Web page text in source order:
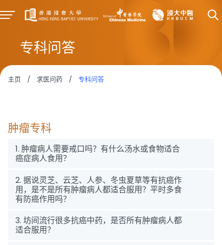
专科问答
主页 / 求医问药 / 专科问答
肿瘤专科
1. 肿瘤病人需要戒口吗？有什么汤水或食物适合
癌症病人食用？
2. 据说灵芝、云芝、人参、冬虫夏草等有抗癌作
用，是不是所有肿瘤病人都适合服用？平时多食
有防癌作用吗？
3. 坊间流行很多抗癌中药，是否所有肿瘤病人都
适合服用？